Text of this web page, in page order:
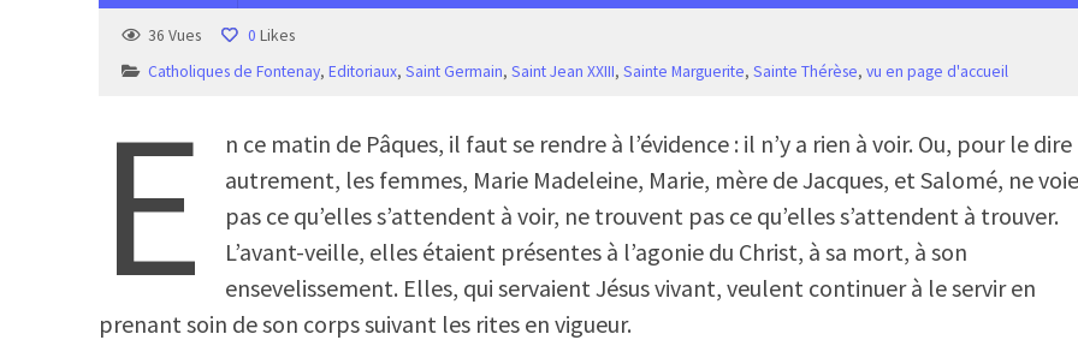
36 Vues 0 Likes
Catholiques de Fontenay, Editoriaux, Saint Germain, Saint Jean XXIII, Sainte Marguerite, Sainte Thérèse, vu en page d'accueil
E
n ce matin de Pâques, il faut se rendre à l’évidence : il n’y a rien à voir. Ou, pour le dire
autrement, les femmes, Marie Madeleine, Marie, mère de Jacques, et Salomé, ne
pas ce qu’elles s’attendent à voir, ne trouvent pas ce qu’elles s’attendent à trouver.
L’avant-veille, elles étaient présentes à l’agonie du Christ, à sa mort, à son
ensevelissement. Elles, qui servaient Jésus vivant, veulent continuer à le servir en
prenant soin de son corps suivant les rites en vigueur.